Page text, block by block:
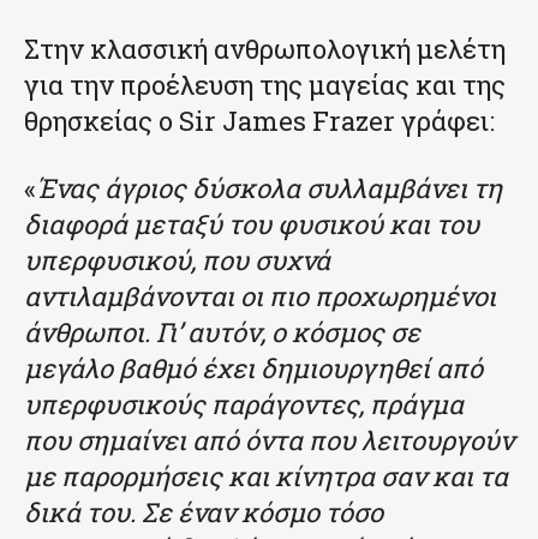
Στην κλασσική ανθρωπολογική μελέτη
για την προέλευση της μαγείας και της
θρησκείας ο Sir James Frazer γράφει:
«Ένας άγριος δύσκολα συλλαμβάνει τη
διαφορά μεταξύ του φυσικού και του
υπερφυσικού, που συχνά
αντιλαμβάνονται οι πιο προχωρημένοι
άνθρωποι. Γι’ αυτόν, ο κόσμος σε
μεγάλο βαθμό έχει δημιουργηθεί από
υπερφυσικούς παράγοντες, πράγμα
που σημαίνει από όντα που λειτουργούν
με παρορμήσεις και κίνητρα σαν και τα
δικά του. Σε έναν κόσμο τόσο